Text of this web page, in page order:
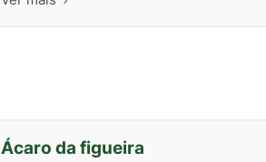
Ácaro da figueira